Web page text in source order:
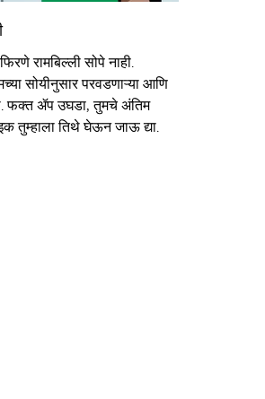
रामबिल्ली सोपे नाही.
सोयीनुसार परवडणाऱ्या आणि
फक्त ॲप उघडा, तुमचे अंतिम
तुम्हाला तिथे घेऊन जाऊ द्या.